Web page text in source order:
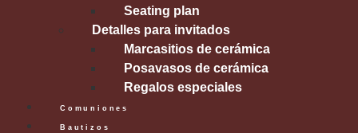
Seating plan
Detalles para invitados
Marcasitios de cerámica
Posavasos de cerámica
Regalos especiales
Comuniones
Bautizos